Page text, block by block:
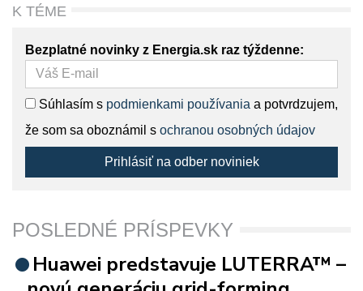
K TÉME
Bezplatné novinky z Energia.sk raz týždenne:
Súhlasím s podmienkami používania a potvrdzujem,
že som sa oboznámil s ochranou osobných údajov
Prihlásiť na odber noviniek
POSLEDNÉ PRÍSPEVKY
Huawei predstavuje LUTERRA™ –